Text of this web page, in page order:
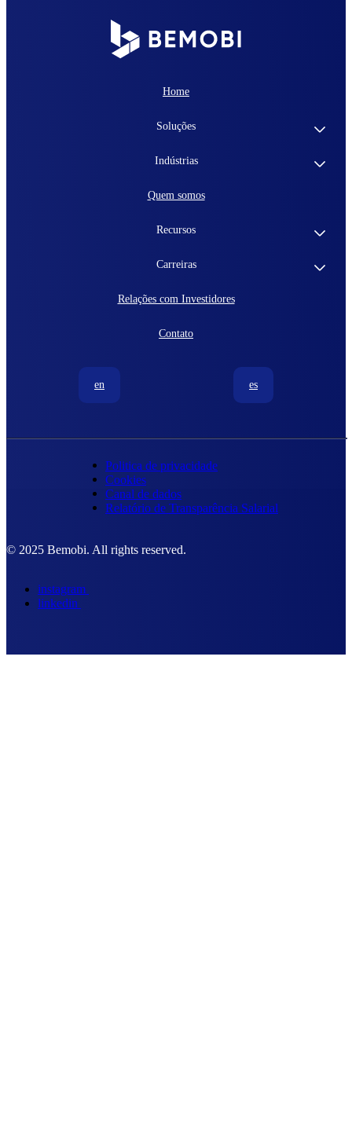
Home
Soluções
Indústrias
Quem somos
Recursos
Carreiras
Relações com Investidores
Contato
en es
Politica de privacidade
Cookies
Canal de dados
Relatório de Transparência Salarial
© 2025 Bemobi. All rights reserved.
instagram
linkedin